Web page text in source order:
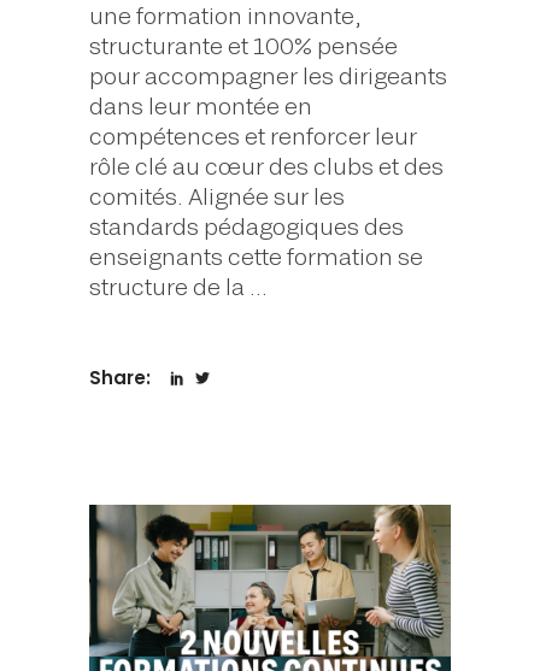
une formation innovante,
structurante et 100% pensée
pour accompagner les dirigeants
dans leur montée en
compétences et renforcer leur
rôle clé au cœur des clubs et des
comités. Alignée sur les
standards pédagogiques des
enseignants cette formation se
structure de la
Share: